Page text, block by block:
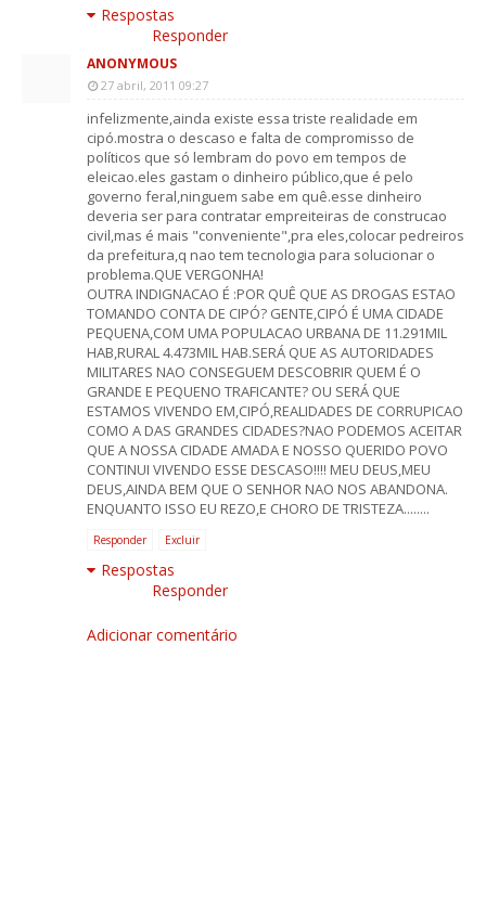
Respostas
Responder
ANONYMOUS
27 abril, 2011 09:27
infelizmente,ainda existe essa triste realidade em
cipó.mostra o descaso e falta de compromisso de
políticos que só lembram do povo em tempos de
eleicao.eles gastam o dinheiro público,que é pelo
governo feral,ninguem sabe em quê.esse dinheiro
deveria ser para contratar empreiteiras de construcao
civil,mas é mais "conveniente",pra eles,colocar pedreiros
da prefeitura,q nao tem tecnologia para solucionar o
problema.QUE VERGONHA!
OUTRA INDIGNACAO É :POR QUÊ QUE AS DROGAS ESTAO
TOMANDO CONTA DE CIPÓ? GENTE,CIPÓ É UMA CIDADE
PEQUENA,COM UMA POPULACAO URBANA DE 11.291MIL
HAB,RURAL 4.473MIL HAB.SERÁ QUE AS AUTORIDADES
MILITARES NAO CONSEGUEM DESCOBRIR QUEM É O
GRANDE E PEQUENO TRAFICANTE? OU SERÁ QUE
ESTAMOS VIVENDO EM,CIPÓ,REALIDADES DE CORRUPICAO
COMO A DAS GRANDES CIDADES?NAO PODEMOS ACEITAR
QUE A NOSSA CIDADE AMADA E NOSSO QUERIDO POVO
CONTINUI VIVENDO ESSE DESCASO!!!! MEU DEUS,MEU
DEUS,AINDA BEM QUE O SENHOR NAO NOS ABANDONA.
ENQUANTO ISSO EU REZO,E CHORO DE TRISTEZA........
Responder Excluir
Respostas
Responder
Adicionar comentário